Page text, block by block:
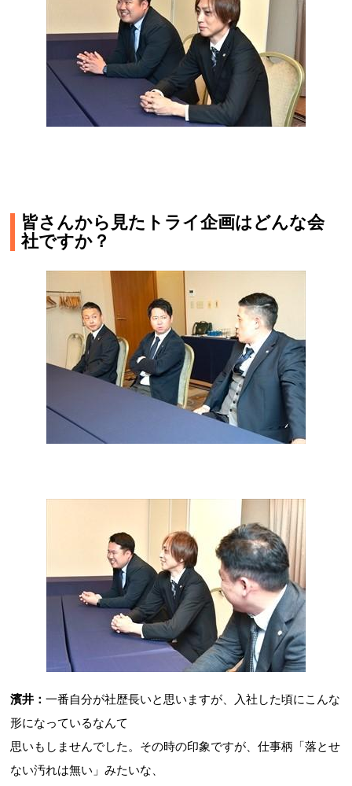
皆さんから見たトライ企画はどんな会
社ですか？
濱井：一番自分が社歴長いと思いますが、入社した頃にこんな
形になっているなんて
思いもしませんでした。その時の印象ですが、仕事柄「落とせ
ない汚れは無い」みたいな、